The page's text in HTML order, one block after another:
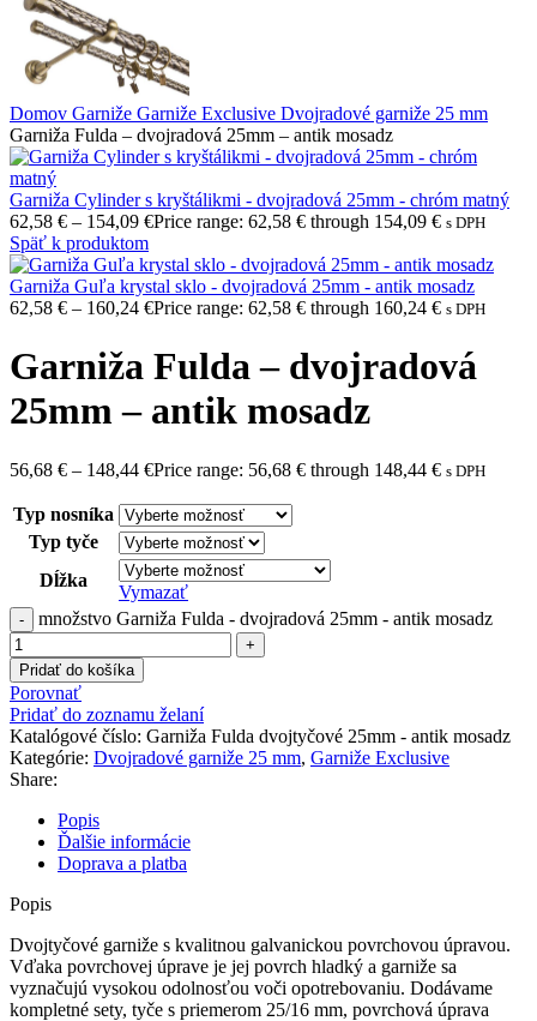
Domov Garniže Garniže Exclusive Dvojradové garniže 25 mm
Garniža Fulda – dvojradová 25mm – antik mosadz
Garniža Cylinder s kryštálikmi - dvojradová 25mm - chróm matný
62,58 € – 154,09 €Price range: 62,58 € through 154,09 € s DPH
Späť k produktom
Garniža Guľa krystal sklo - dvojradová 25mm - antik mosadz
62,58 € – 160,24 €Price range: 62,58 € through 160,24 € s DPH
Garniža Fulda – dvojradová
25mm – antik mosadz
56,68 € – 148,44 €Price range: 56,68 € through 148,44 € s DPH
Typ nosníka
Typ tyče
Dĺžka
Vymazať
množstvo Garniža Fulda - dvojradová 25mm - antik mosadz
Pridať do košíka
Porovnať
Pridať do zoznamu želaní
Katalógové číslo: Garniža Fulda dvojtyčové 25mm - antik mosadz
Kategórie: Dvojradové garniže 25 mm, Garniže Exclusive
Share:
Popis
Ďalšie informácie
Doprava a platba
Popis
Dvojtyčové garniže s kvalitnou galvanickou povrchovou úpravou.
Vďaka povrchovej úprave je jej povrch hladký a garniže sa
vyznačujú vysokou odolnosťou voči opotrebovaniu. Dodávame
kompletné sety, tyče s priemerom 25/16 mm, povrchová úprava